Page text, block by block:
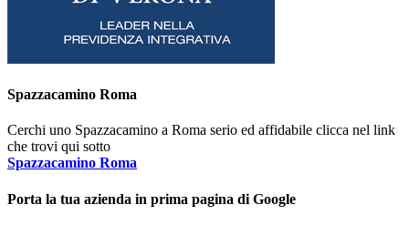
Spazzacamino Roma
Cerchi uno Spazzacamino a Roma serio ed affidabile clicca nel link
che trovi qui sotto
Spazzacamino Roma
Porta la tua azienda in prima pagina di Google